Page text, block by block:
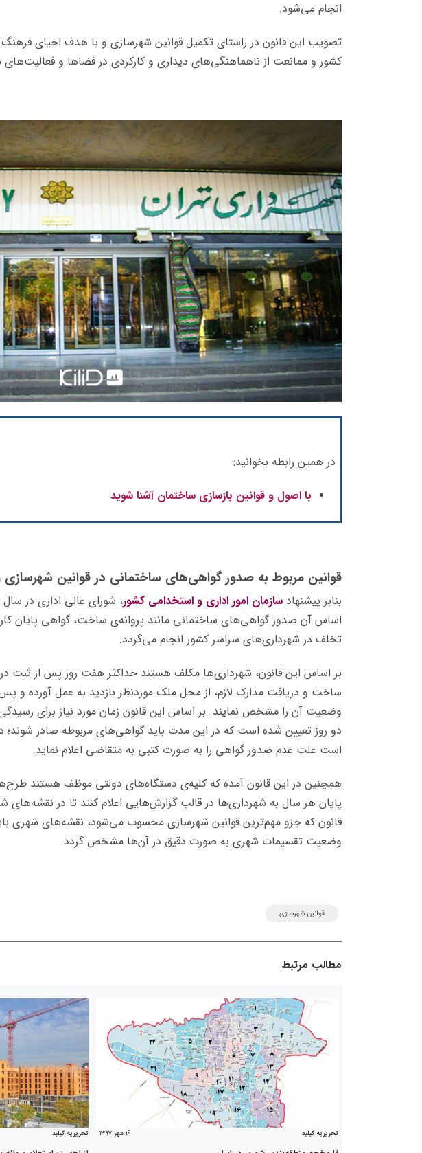
انجام می‌شود.
تصویب این قانون در راستای تکمیل قوانین شهرسازی و با هدف احیای
کشور و ممانعت از ناهماهنگی‌های دیداری و کارکردی در فضاها و
در همین رابطه بخوانید:
با اصول و قوانین بازسازی ساختمان آشنا شوید
قوانین مربوط به صدور گواهی‌های ساختمانی در قوانین
بنابر پیشنهاد سازمان امور اداری و استخدامی کشور
اساس آن صدور گواهی‌های ساختمانی مانند پروانه‌ی ساخت، گواهی پایان
تخلف در شهرداری‌های سراسر کشور انجام می‌گردد.
بر اساس این قانون، شهرداری‌ها مکلف هستند حداکثر هفت روز پس از ثبت
ساخت و دریافت مدارک لازم، از محل ملک موردنظر بازدید به عمل آورده و
وضعیت آن را مشخص نمایند. بر اساس این قانون زمان مورد نیاز برای
دو روز تعیین شده است که در این مدت باید گواهی‌های مربوطه صادر شوند؛
است علت عدم صدور گواهی را به صورت کتبی به متقاضی اعلام نماید.
همچنین در این قانون آمده که کلیه‌ی دستگاه‌های دولتی موظف هستند
پایان هر سال به شهرداری‌ها در قالب گزارش‌هایی اعلام کنند تا در
قانون که جزو مهم‌ترین قوانین شهرسازی محسوب می‌شود، نقشه‌های شهری
وضعیت تقسیمات شهری به صورت دقیق در آن‌ها مشخص گردد.
قوانین شهرسازی
مطالب مرتبط
تحریریه کیلید ۱۶ مهر ۱۳۹۷ تحریریه کیلید